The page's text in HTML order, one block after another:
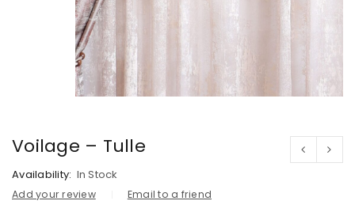
Voilage – Tulle
Availability: In Stock
Add your review Email to a friend